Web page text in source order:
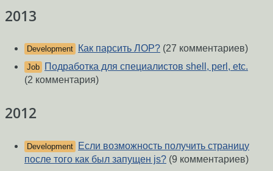
2013
Development Как парсить ЛОР? (27 комментариев)
Job
Подработка для специалистов shell, perl, etc.
(2 комментария)
2012
Development
Если возможность получить страницу
после того как был запущен js? (9 комментариев)